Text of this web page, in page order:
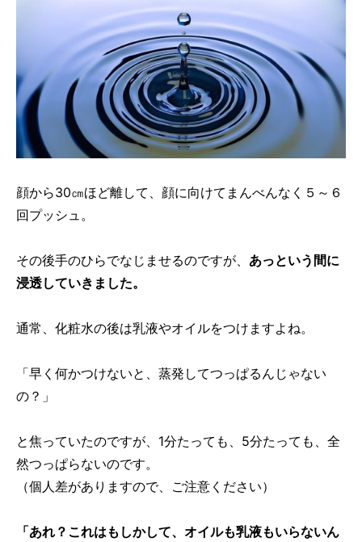
顔から30㎝ほど離して、顔に向けてまんべんなく５～６
回プッシュ。
その後手のひらでなじませるのですが、 あっという間に
浸透していきました。
通常、化粧水の後は乳液やオイルをつけますよね。
「早く何かつけないと、蒸発してつっぱるんじゃない
の？」
と焦っていたのですが、1分たっても、5分たっても、全
然つっぱらないのです。
（個人差がありますので、ご注意ください）
「あれ？これはもしかして、オイルも乳液もいらないん